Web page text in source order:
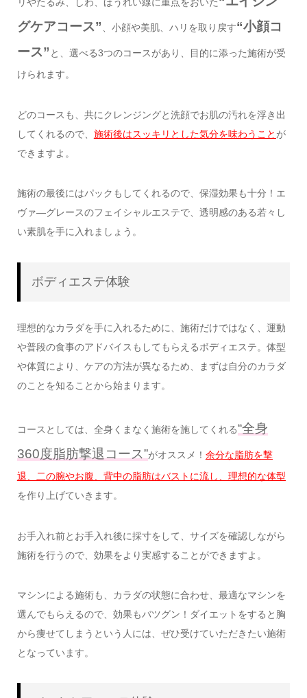
リやたるみ、しわ、ほうれい線に重点をおいた
グケアコース”、小顔や美肌、ハリを取り戻す“小顔コ
ース” と、選べる3つのコースがあり、目的に添った施術が受
けられます。
どのコースも、共にクレンジングと洗顔でお肌の汚れを浮き出
してくれるので、 施術後はスッキリとした気分を味わうこと が
できますよ。
施術の最後にはパックもしてくれるので、保湿効果も十分！エ
ヴァ―グレースのフェイシャルエステで、透明感のある若々し
い素肌を手に入れましょう。
ボディエステ体験
理想的なカラダを手に入れるために、施術だけではなく、運動
や普段の食事のアドバイスもしてもらえるボディエステ。体型
や体質により、ケアの方法が異なるため、まずは自分のカラダ
のことを知ることから始まります。
コースとしては、全身くまなく施術を施してくれる“全身
360度脂肪撃退コース”がオススメ！ 余分な脂肪を撃
退、二の腕やお腹、背中の脂肪はバストに流し、理想的な体型
を作り上げていきます。
お手入れ前とお手入れ後に採寸をして、サイズを確認しながら
施術を行うので、効果をより実感することができますよ。
マシンによる施術も、カラダの状態に合わせ、最適なマシンを
選んでもらえるので、効果もバツグン！ダイエットをすると胸
から痩せてしまうという人には、ぜひ受けていただきたい施術
となっています。